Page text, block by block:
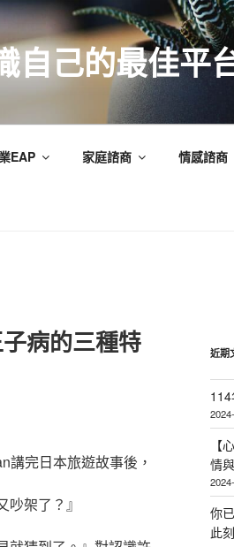
自己的最佳平
EAP 家庭諮商 情感諮商
病的三種特
講完日本旅遊故事後，
架了？』
近期
【
情
你
此